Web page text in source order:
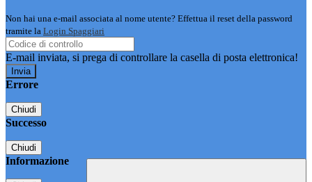
Non hai una e-mail associata al nome utente? Effettua il reset della password
tramite la Login Spaggiari
E-mail inviata, si prega di controllare la casella di posta elettronica!
Errore
Chiudi
Successo
Chiudi
Informazione